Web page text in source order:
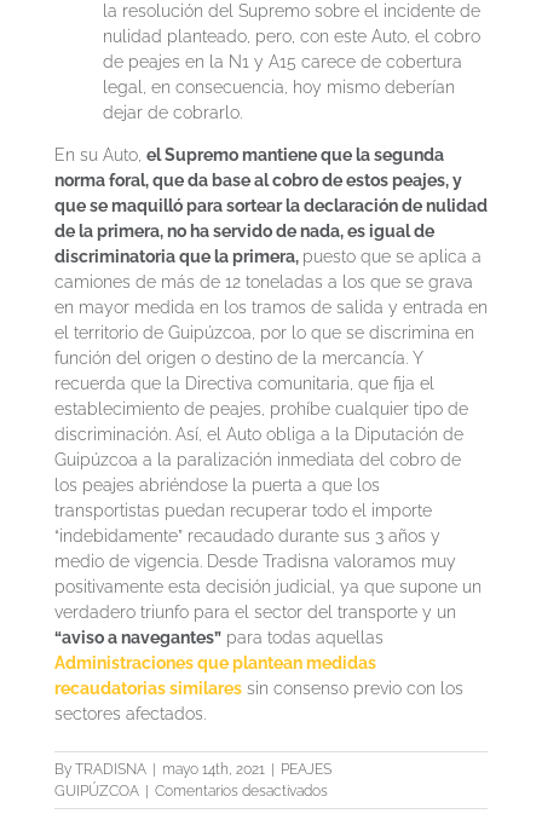
la resolución del Supremo sobre el incidente de
nulidad planteado, pero, con este Auto, el cobro
de peajes en la N1 y A15 carece de cobertura
legal, en consecuencia, hoy mismo deberían
dejar de cobrarlo.
En su Auto, el Supremo mantiene que la segunda
norma foral, que da base al cobro de estos peajes, y
que se maquilló para sortear la declaración de nulidad
de la primera, no ha servido de nada, es igual de
discriminatoria que la primera, puesto que se aplica a
camiones de más de 12 toneladas a los que se grava
en mayor medida en los tramos de salida y entrada en
el territorio de Guipúzcoa, por lo que se discrimina en
función del origen o destino de la mercancía. Y
recuerda que la Directiva comunitaria, que fija el
establecimiento de peajes, prohíbe cualquier tipo de
discriminación. Así, el Auto obliga a la Diputación de
Guipúzcoa a la paralización inmediata del cobro de
los peajes abriéndose la puerta a que los
transportistas puedan recuperar todo el importe
“indebidamente” recaudado durante sus 3 años y
medio de vigencia. Desde Tradisna valoramos muy
positivamente esta decisión judicial, ya que supone un
verdadero triunfo para el sector del transporte y un
“aviso a navegantes”para todas aquellas
Administraciones que plantean medidas
recaudatorias similaressin consenso previo con los
sectores afectados.
By TRADISNA mayo 14th, 2021
PEAJES
GUIPÚZCOA
Comentarios desactivadosen
El